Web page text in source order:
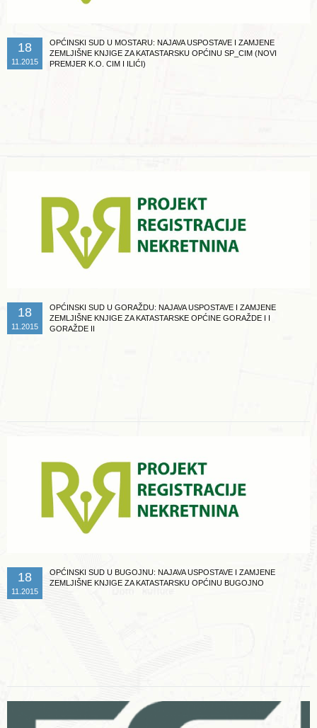
18
11.2015
OPĆINSKI SUD U MOSTARU: NAJAVA USPOSTAVE I ZAMJENE
ZEMLJIŠNE KNJIGE ZA KATASTARSKU OPĆINU SP_CIM (NOVI
PREMJER K.O. CIM I ILIĆI)
18
11.2015
OPĆINSKI SUD U GORAŽDU: NAJAVA USPOSTAVE I ZAMJENE
ZEMLJIŠNE KNJIGE ZA KATASTARSKE OPĆINE GORAŽDE I I
GORAŽDE II
18
11.2015
OPĆINSKI SUD U BUGOJNU: NAJAVA USPOSTAVE I ZAMJENE
ZEMLJIŠNE KNJIGE ZA KATASTARSKU OPĆINU BUGOJNO